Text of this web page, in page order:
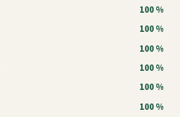
100 %
100 %
100 %
100 %
100 %
100 %